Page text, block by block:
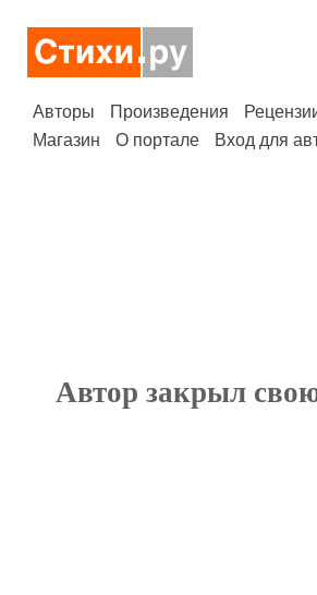
Авторы Произведения
Магазин
О портале Вход для
Автор закрыл